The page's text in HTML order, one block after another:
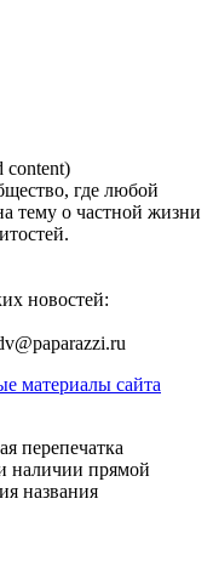
content)
где любой
тему о частной жизни
новостей:
материалы сайта
перепечатка
наличии прямой
названия